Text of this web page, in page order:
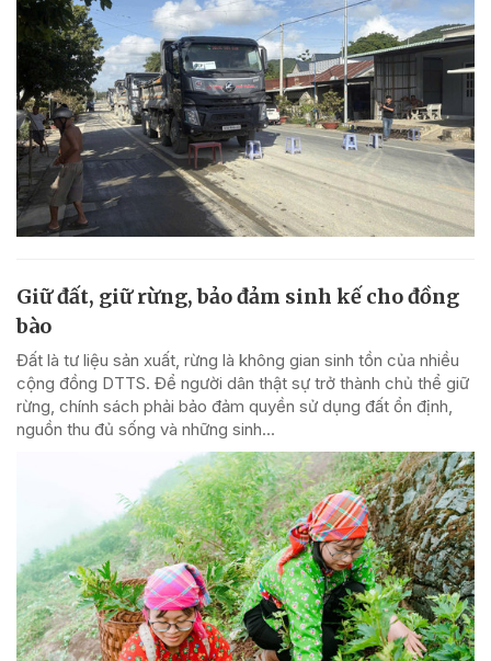
Giữ đất, giữ rừng, bảo đảm sinh kế cho đồng
bào
Đất là tư liệu sản xuất, rừng là không gian sinh tồn của nhiều
cộng đồng DTTS. Để người dân thật sự trở thành chủ thể giữ
rừng, chính sách phải bảo đảm quyền sử dụng đất ổn định,
nguồn thu đủ sống và những sinh...